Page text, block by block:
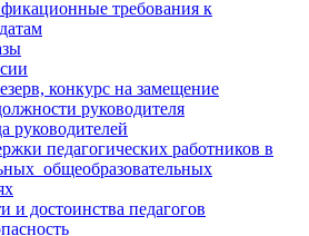
требования к
конкурс на замещение
руководителя
руководителей
педагогических работников в
общеобразовательных
и достоинства педагогов